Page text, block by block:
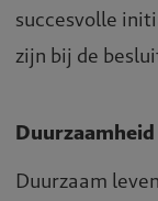
succesvolle
zijn bij de
Duurzaam